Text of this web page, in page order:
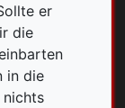
er
die
in die
nichts